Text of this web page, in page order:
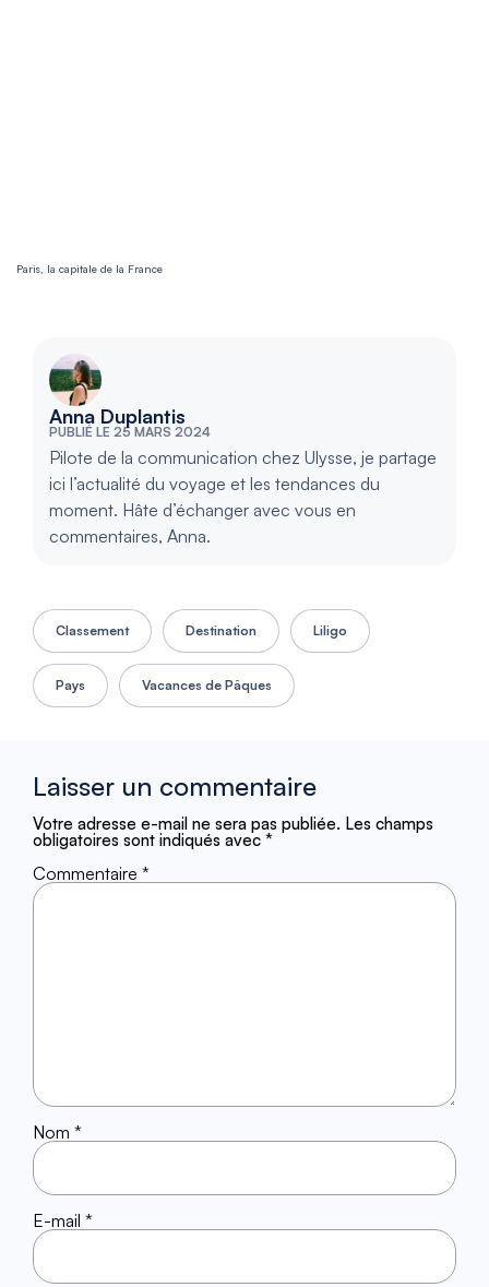
Paris, la capitale de la France
Anna Duplantis
PUBLIÉ LE 25 MARS 2024
Pilote de la communication chez Ulysse, je partage
ici l’actualité du voyage et les tendances du
moment. Hâte d’échanger avec vous en
commentaires, Anna.
Classement Destination Liligo
Pays Vacances de Pâques
Laisser un commentaire
Votre adresse e-mail ne sera pas publiée. Les champs
obligatoires sont indiqués avec *
Commentaire *
Nom *
E-mail *